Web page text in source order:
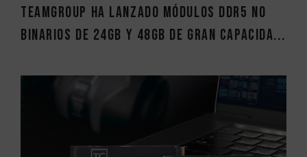
TEAMGROUP ha lanzado módulos DDR5 no
binarios de 24GB y 48GB de gran capacida...